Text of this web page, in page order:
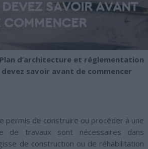
SAVOIR AVANT
COMMENCER
Plan d’architecture et réglementation
devez savoir avant de commencer
permis de construire ou procéder à une
de travaux sont nécessaires dans
de construction ou de réhabilitation